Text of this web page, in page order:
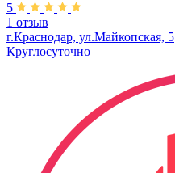
5
1 отзыв
г.Краснодар, ул.Майкопская, 5
Круглосуточно